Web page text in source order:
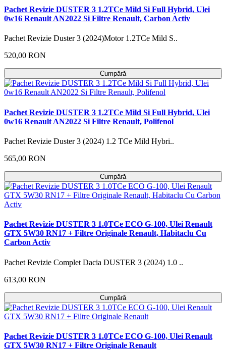
Pachet Revizie DUSTER 3 1.2TCe Mild Si Full Hybrid, Ulei
0w16 Renault AN2022 Si Filtre Renault, Carbon Activ
Pachet Revizie Duster 3 (2024)Motor 1.2TCe Mild S..
520,00 RON
Cumpără
Pachet Revizie DUSTER 3 1.2TCe Mild Si Full Hybrid, Ulei
0w16 Renault AN2022 Si Filtre Renault, Polifenol
Pachet Revizie Duster 3 (2024) 1.2 TCe Mild Hybri..
565,00 RON
Cumpără
Pachet Revizie DUSTER 3 1.0TCe ECO G-100, Ulei Renault
GTX 5W30 RN17 + Filtre Originale Renault, Habitaclu Cu
Carbon Activ
Pachet Revizie Complet Dacia DUSTER 3 (2024) 1.0 ..
613,00 RON
Cumpără
Pachet Revizie DUSTER 3 1.0TCe ECO G-100, Ulei Renault
GTX 5W30 RN17 + Filtre Originale Renault